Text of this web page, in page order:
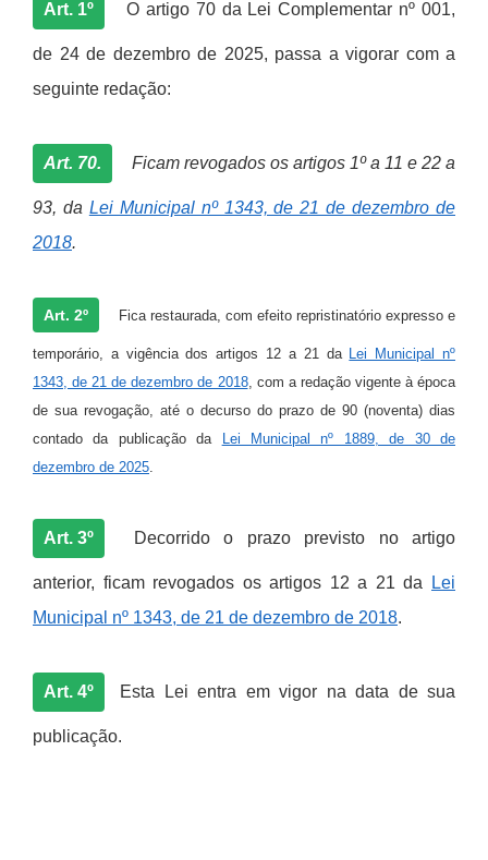
Art. 1º O artigo 70 da Lei Complementar nº 001,
de 24 de dezembro de 2025, passa a vigorar com a
seguinte redação:
Art. 70. Ficam revogados os artigos 1º a 11 e 22 a
93, da Lei Municipal nº 1343, de 21 de dezembro de
2018.
Art. 2º Fica restaurada, com efeito repristinatório expresso e
temporário, a vigência dos artigos 12 a 21 da Lei Municipal nº
1343, de 21 de dezembro de 2018, com a redação vigente à época
de sua revogação, até o decurso do prazo de 90 (noventa) dias
contado da publicação da
Lei Municipal nº 1889, de 30 de
dezembro de 2025.
Art. 3º Decorrido o prazo previsto no artigo
anterior, ficam revogados os artigos 12 a 21 da
Lei
Municipal nº 1343, de 21 de dezembro de 2018.
Art. 4º Esta Lei entra em vigor na data de sua
publicação.